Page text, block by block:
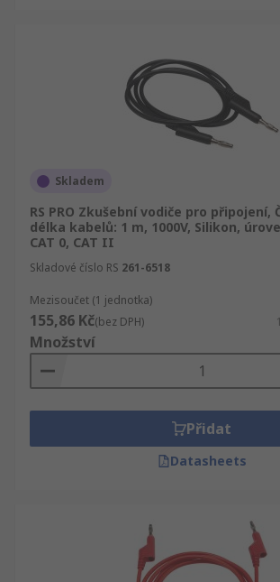
Skladem
RS PRO Zkušební vodiče pro připojení,
délka kabelů: 1 m, 1000V, Silikon,
CAT 0, CAT II
Skladové číslo RS 261-6518
Mezisoučet (1 jednotka)
155,86 Kč(bez DPH)
Množství
Přidat
Datasheets